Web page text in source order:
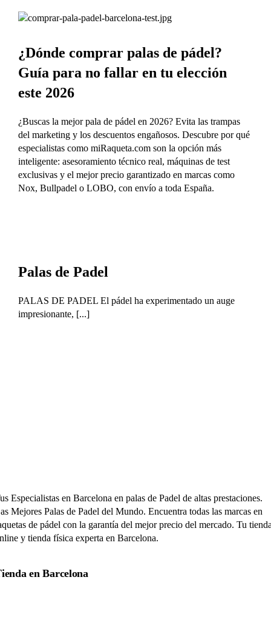
¿Dónde comprar palas de pádel?
Guía para no fallar en tu elección
este 2026
¿Buscas la mejor pala de pádel en 2026? Evita las trampas
del marketing y los descuentos engañosos. Descubre por qué
especialistas como miRaqueta.com son la opción más
inteligente: asesoramiento técnico real, máquinas de test
exclusivas y el mejor precio garantizado en marcas como
Nox, Bullpadel o LOBO, con envío a toda España.
Palas de Padel
PALAS DE PADEL El pádel ha experimentado un auge
impresionante, [...]
Especialistas en Barcelona en palas de Padel de altas prestaciones.
Mejores Palas de Padel del Mundo. Encuentra todas las marcas en
de pádel con la garantía del mejor precio del mercado. Tu
y tienda física experta en Barcelona.
en Barcelona